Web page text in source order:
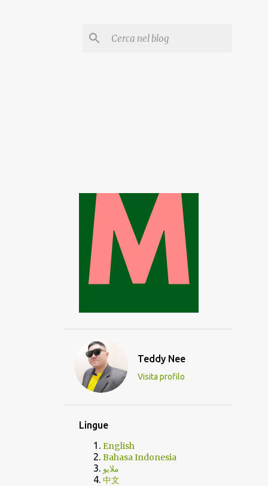
Teddy Nee
Visita profilo
Lingue
English
Bahasa Indonesia
ملايو
中文